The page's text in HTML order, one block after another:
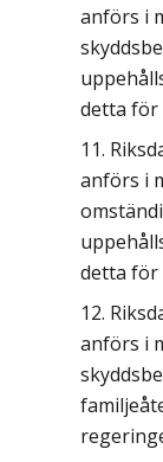
anförs i
detta för
anförs i
detta för
anförs i